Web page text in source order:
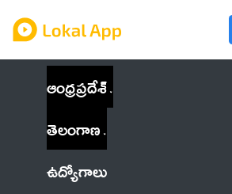
ఆంధ్రప్రదేశ్
తెలంగాణ
ఉద్యోగాలు